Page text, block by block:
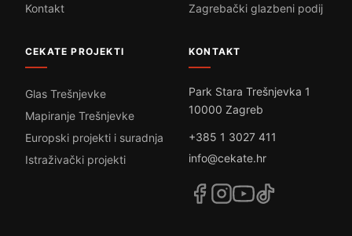
Kontakt
Zagrebački glazbeni podij
CEKATE PROJEKTI
Glas Trešnjevke
Mapiranje Trešnjevke
Europski projekti i suradnja
Istraživački projekti
KONTAKT
Park Stara Trešnjevka 1
10000 Zagreb
+385 1 3027 411
info@cekate.hr